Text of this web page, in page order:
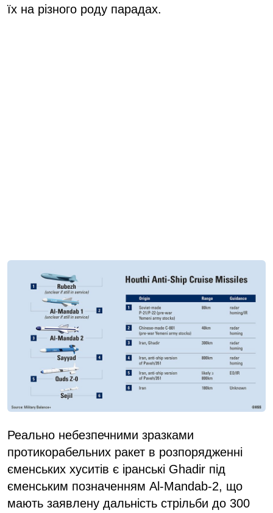
їх на різного роду парадах.
Реально небезпечними зразками
протикорабельних ракет в розпорядженні
єменських хуситів є іранські Ghadir під
єменським позначенням Al-Mandab-2, що
мають заявлену дальність стрільби до 300